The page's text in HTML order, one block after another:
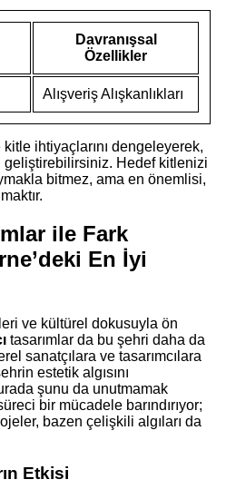
Davranışsal
Özellikler
Alışveriş Alışkanlıkları
ihtiyaçlarını dengeleyerek,
Hedef kitlenizi
bitmez, ama en önemlisi,
ile Fark
En İyi
ve kültürel dokusuyla ön
tasarımlar da bu şehri daha da
sanatçılara ve tasarımcılara
estetik algısını
şunu da unutmamak
bir mücadele barındırıyor;
bazen çelişkili algıları da
Etkisi